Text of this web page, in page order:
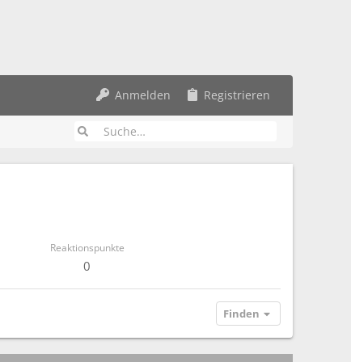
Anmelden Registrieren
Reaktionspunkte
0
Finden